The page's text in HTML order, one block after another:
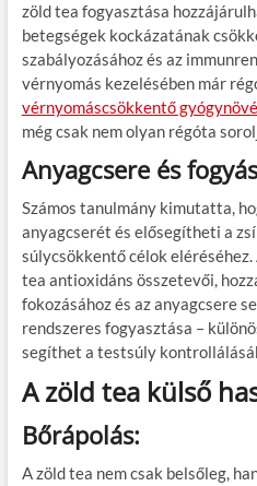
zöld tea fogyasztása
betegségek kockázatának
szabályozásához és az
vérnyomás kezelésében már
vérnyomáscsökkentő
még csak nem olyan régóta
Anyagcsere és
Számos tanulmány kimutatta,
anyagcserét és elősegítheti a
súlycsökkentő célok
tea antioxidáns összetevői,
fokozásához és az anyagcsere
rendszeres fogyasztása –
segíthet a testsúly
A zöld tea külső
Bőrápolás:
A zöld tea nem csak belsőleg,